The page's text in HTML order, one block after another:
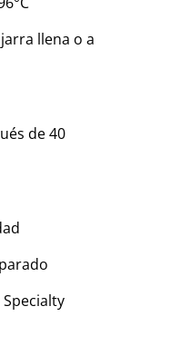
llena o a
de 40